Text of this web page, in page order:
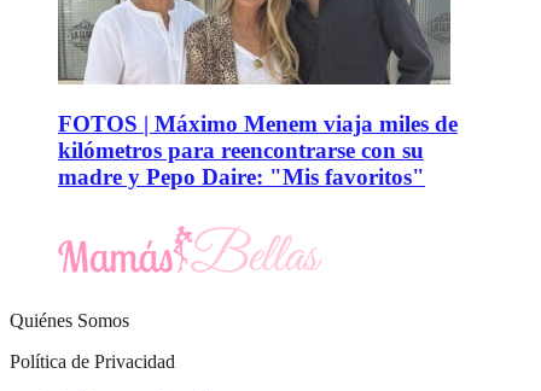
FOTOS | Máximo Menem viaja miles de
kilómetros para reencontrarse con su
madre y Pepo Daire: "Mis favoritos"
Quiénes Somos
Política de Privacidad